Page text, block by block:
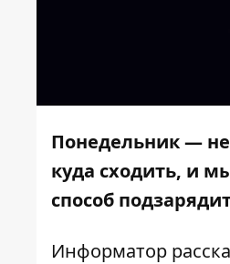
Понедельник — не
куда сходить, и
способ
Информатор